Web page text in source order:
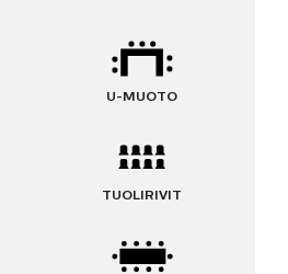
U-MUOTO
TUOLIRIVIT